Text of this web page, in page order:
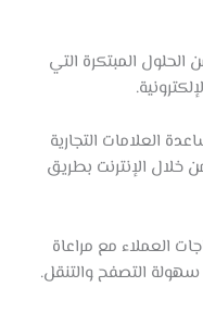
الحلول المبتكرة التي
العلامات التجارية
خلال الإنترنت بطريق
العملاء مع مراعاة
سهولة التصفح والتنقل.